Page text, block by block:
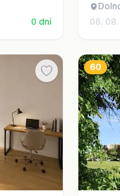
0 dní
06.
60